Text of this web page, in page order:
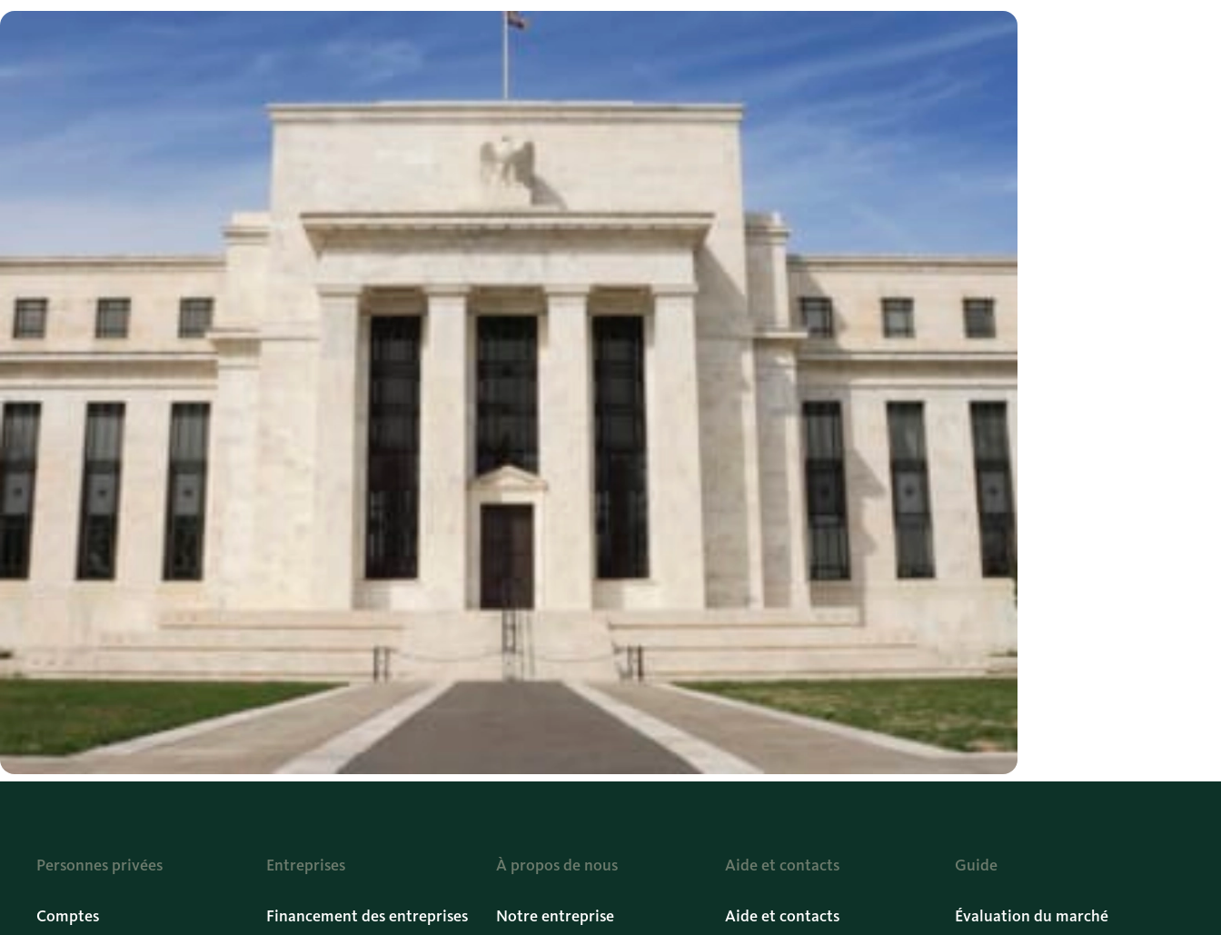
Personnes privées
Comptes
Entreprises
Financement des entreprises
À propos de nous
Notre entreprise
Aide et contacts
Aide et contacts
Guide
Évaluation du marché